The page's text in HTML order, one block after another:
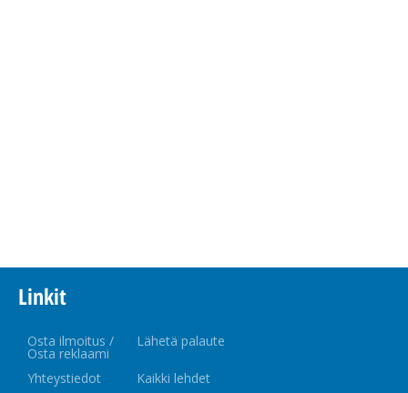
Linkit
Osta ilmoitus /
Osta reklaami
Lähetä palaute
Yhteystiedot Kaikki lehdet